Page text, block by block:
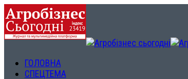
ГОЛОВНА
СПЕЦТЕМА